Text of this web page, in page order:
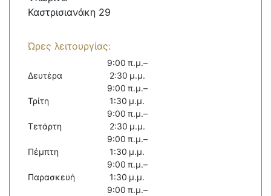
Καστρισιανάκη 29
Ώρες λειτουργίας:
Δευτέρα
9:00 π.μ.–
2:30 μ.μ.
Τρίτη
9:00 π.μ.–
1:30 μ.μ.
Τετάρτη
9:00 π.μ.–
2:30 μ.μ.
Πέμπτη
9:00 π.μ.–
1:30 μ.μ.
Παρασκευή
9:00 π.μ.–
1:30 μ.μ.
9:00 π.μ.–